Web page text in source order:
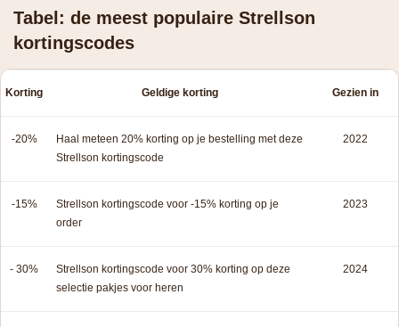
Tabel: de meest populaire Strellson
kortingscodes
Korting Geldige korting Gezien in
-20%
Haal meteen 20% korting op je bestelling met deze
Strellson kortingscode
2022
-15%
Strellson kortingscode voor -15% korting op je
order
2023
- 30%
Strellson kortingscode voor 30% korting op deze
selectie pakjes voor heren
2024